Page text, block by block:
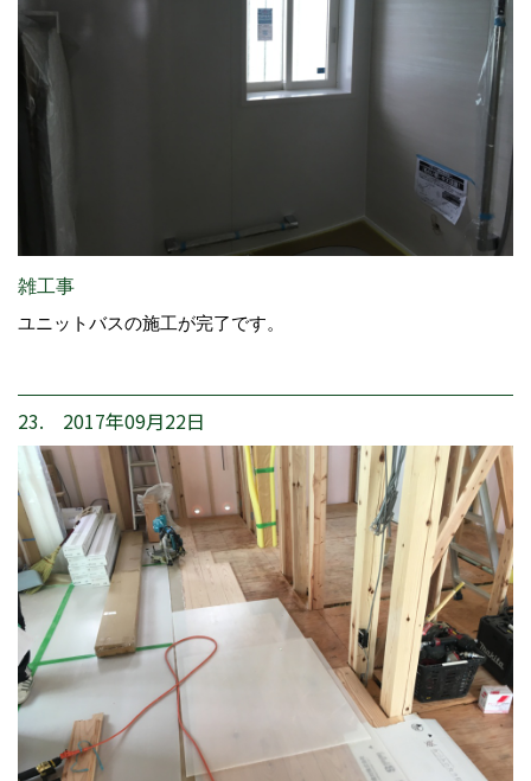
雑工事
ユニットバスの施工が完了です。
23. 2017年09月22日